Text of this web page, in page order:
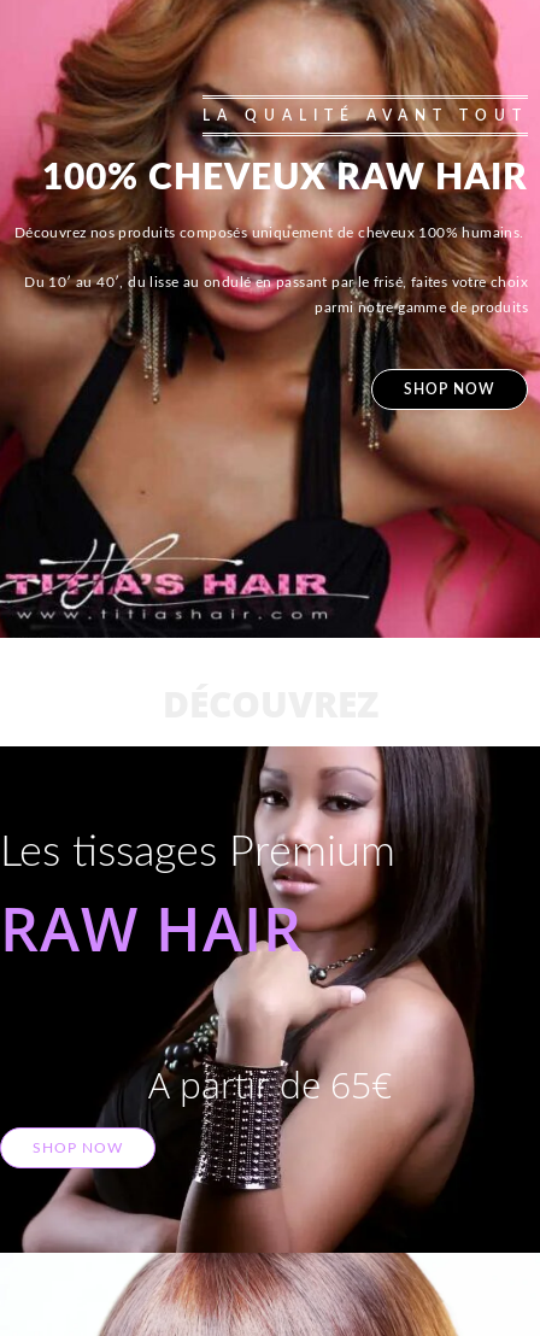
LA QUALITÉ AVANT TOUT
100% CHEVEUX RAW HAIR
Découvrez nos produits composés uniquement de cheveux 100% humains.
Du 10′ au 40′, du lisse au ondulé en passant par le frisé, faites votre choix
parmi notre gamme de produits
SHOP NOW
Les tissages Premium
RAW HAIR
A partir de 65€
SHOP NOW